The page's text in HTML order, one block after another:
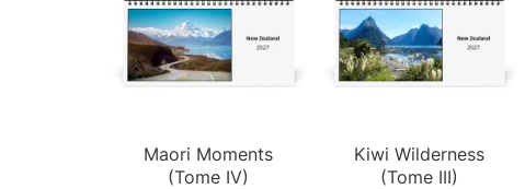
Maori Moments
(Tome IV)
Kiwi Wilderness
(Tome III)